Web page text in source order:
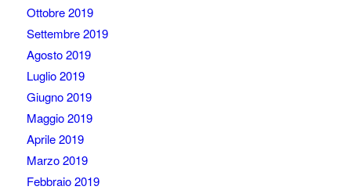
Ottobre 2019
Settembre 2019
Agosto 2019
Luglio 2019
Giugno 2019
Maggio 2019
Aprile 2019
Marzo 2019
Febbraio 2019